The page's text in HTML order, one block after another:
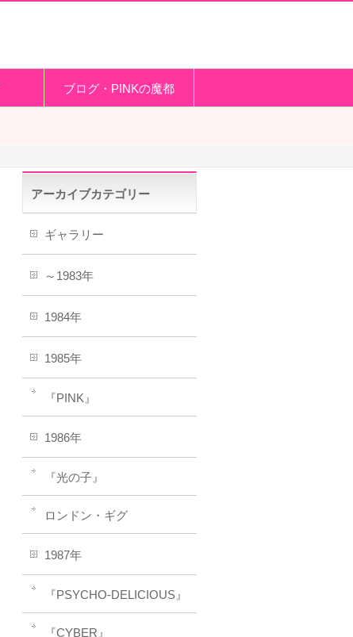
ブログ・PINKの魔都
アーカイブカテゴリー
ギャラリー
～1983年
1984年
1985年
『PINK』
1986年
『光の子』
ロンドン・ギグ
1987年
『PSYCHO-DELICIOUS』
『CYBER』